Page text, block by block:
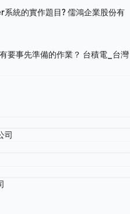
統的實作題目? 儒鴻企業股份有
要事先準備的作業？ 台積電_台灣
司